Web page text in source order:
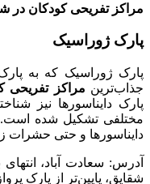
مراکز تفریحی کودکان در
پارک ژوراسیک
پارک ژوراسیک که به
جذاب‌ترین مراکز تفریحی
پارک دایناسورها نیز
مختلفی تشکیل شده است.
دایناسورها و حتی حشرات
آدرس: سعادت آباد، انتهای
شقایق، پایین‌تر از پارک پرواز